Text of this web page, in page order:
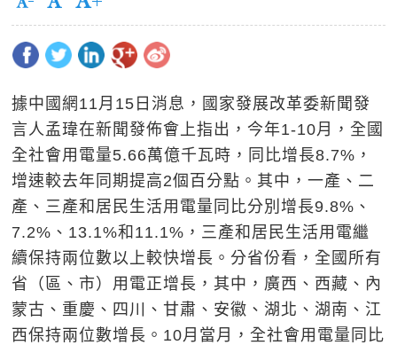
據中國網11月15日消息，國家發展改革委新聞發
言人孟瑋在新聞發佈會上指出，今年1-10月，全國
全社會用電量5.66萬億千瓦時，同比增長8.7%，
增速較去年同期提高2個百分點。其中，一產、二
產、三產和居民生活用電量同比分別增長9.8%、
7.2%、13.1%和11.1%，三產和居民生活用電繼
續保持兩位數以上較快增長。分省份看，全國所有
省（區、市）用電正增長，其中，廣西、西藏、內
蒙古、重慶、四川、甘肅、安徽、湖北、湖南、江
西保持兩位數增長。10月當月，全社會用電量同比